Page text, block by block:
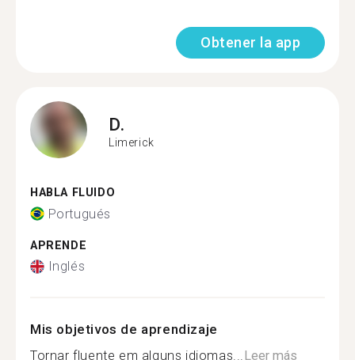
Obtener la app
D.
Limerick
HABLA FLUIDO
Portugués
APRENDE
Inglés
Mis objetivos de aprendizaje
Tornar fluente em alguns idiomas...Leer más